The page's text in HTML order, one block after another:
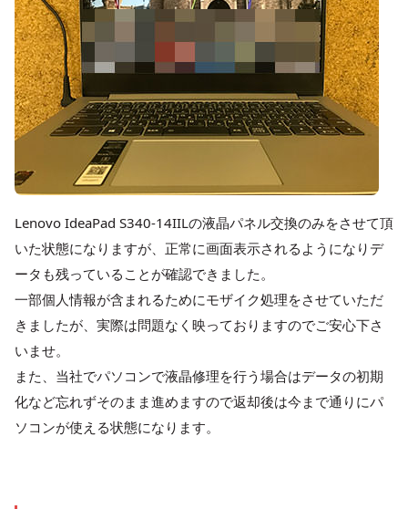
Lenovo IdeaPad S340-14IILの液晶パネル交換のみをさせて頂
いた状態になりますが、正常に画面表示されるようになりデ
ータも残っていることが確認できました。
一部個人情報が含まれるためにモザイク処理をさせていただ
きましたが、実際は問題なく映っておりますのでご安心下さ
いませ。
また、当社でパソコンで液晶修理を行う場合はデータの初期
化など忘れずそのまま進めますので返却後は今まで通りにパ
ソコンが使える状態になります。